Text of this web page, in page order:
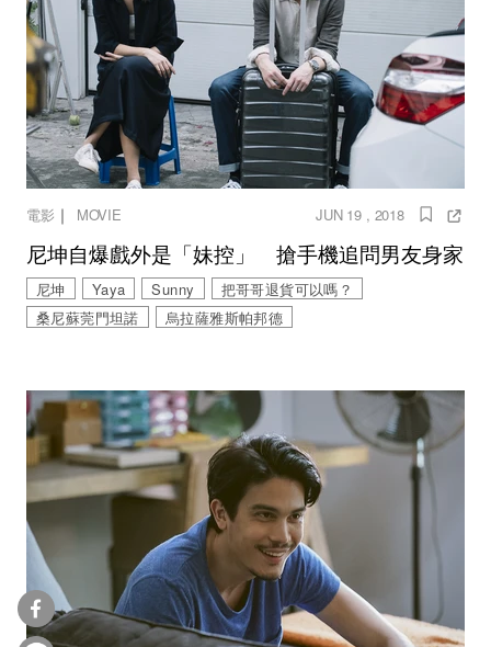
電影 ｜ MOVIE JUN 19 , 2018
尼坤自爆戲外是「妹控」 搶手機追問男友身家
尼坤 Yaya Sunny
把哥哥退貨可以嗎？
桑尼蘇莞門坦諾
烏拉薩雅斯帕邦德